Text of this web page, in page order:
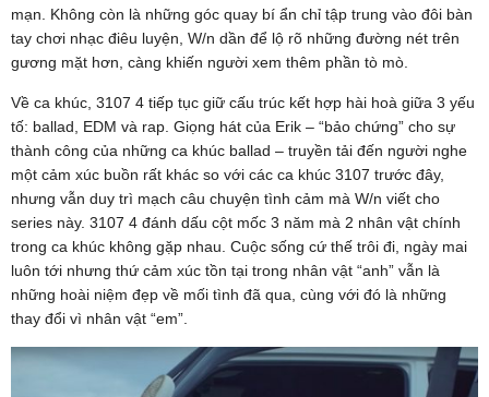
mạn. Không còn là những góc quay bí ẩn chỉ tập trung vào đôi bàn
tay chơi nhạc điêu luyện, W/n dần để lộ rõ những đường nét trên
gương mặt hơn, càng khiến người xem thêm phần tò mò.
Về ca khúc, 3107 4 tiếp tục giữ cấu trúc kết hợp hài hoà giữa 3 yếu
tố: ballad, EDM và rap. Giọng hát của Erik – “bảo chứng” cho sự
thành công của những ca khúc ballad – truyền tải đến người nghe
một cảm xúc buồn rất khác so với các ca khúc 3107 trước đây,
nhưng vẫn duy trì mạch câu chuyện tình cảm mà W/n viết cho
series này. 3107 4 đánh dấu cột mốc 3 năm mà 2 nhân vật chính
trong ca khúc không gặp nhau. Cuộc sống cứ thế trôi đi, ngày mai
luôn tới nhưng thứ cảm xúc tồn tại trong nhân vật “anh” vẫn là
những hoài niệm đẹp về mối tình đã qua, cùng với đó là những
thay đổi vì nhân vật “em”.